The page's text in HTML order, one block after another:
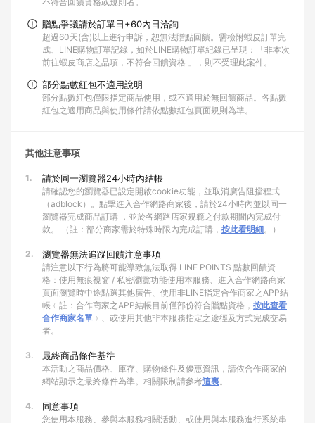
贈點爭議請於訂單日+60內日洽詢
超過60天(含)以上進行申訴，恕無法贈點回饋。需檢附蝦皮訂單完
成、LINE購物訂單記錄，如於LINE購物訂單紀錄已呈現：「非本次
前往蝦皮商店之品項，不符合回饋資格 」，則不受理此案件。
部分點數紅包不適用說明
部分點數紅包僅限指定商品使用，或不適用於無回饋商品。各點數
紅包之適用商品與使用條件請依點數紅包頁面規則為準。
其他注意事項
1. 請於同一瀏覽器24小時內結帳
請確認您的瀏覽器已設定開啟cookie功能，並取消廣告阻擋程式
（adblock）。點擊進入合作網路商家後，請於24小時內並以同一
瀏覽器完成商品訂購 ，並於各網路店家規範之付款期間內完成付
款。 （註：部分商家需於特殊時限內完成訂購， 按此看明細。）
2. 瀏覽器無法追蹤回饋注意事項
請注意以下行為將可能導致無法取得 LINE POINTS 點數回饋資
格：使用無痕視窗 / 私密瀏覽功能使用本服務、進入合作網路商家
頁面瀏覽時中途點選其他廣告、使用非LINE指定合作商家之APP結
帳﹙註：合作商家之APP結帳目前僅部份符合贈點資格， 按此查看
合作商家名單 ﹚、或使用其他非本服務指定之途徑及方式完成交易
者。
3. 最終商品條件基準
本活動之商品價格、庫存、購物條件及優惠資訊，請依合作商家的
網站顯示之最終條件為準。相關限制請參考這裏。
4. 同意事項
您使用本服務、參與本服務相關活動、或使用與本服務進行系統串